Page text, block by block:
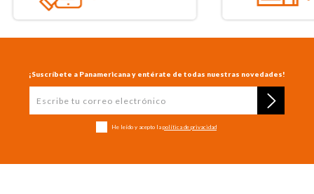
¡Suscríbete a Panamericana y entérate de todas nuestras novedades!
He leído y acepto la política de privacidad